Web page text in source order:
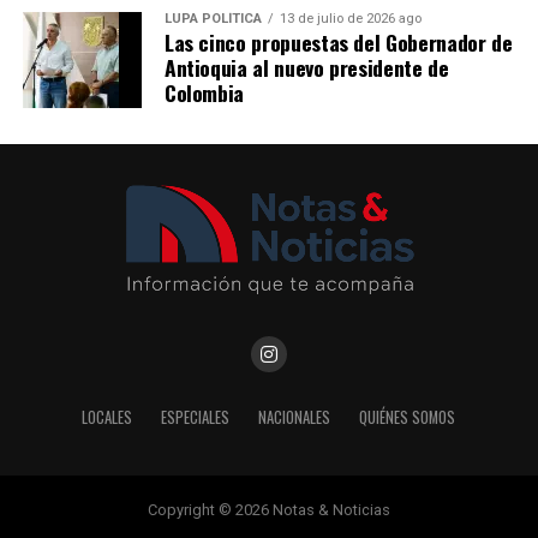
Comparte el artículo:
Comparte el artículo:
LUPA POLÍTICA 13 de julio de 2026 ago
Las cinco propuestas del Gobernador de
Antioquia al nuevo presidente de
Colombia
LOCALES ESPECIALES NACIONALES QUIÉNES SOMOS
Copyright © 2026 Notas & Noticias